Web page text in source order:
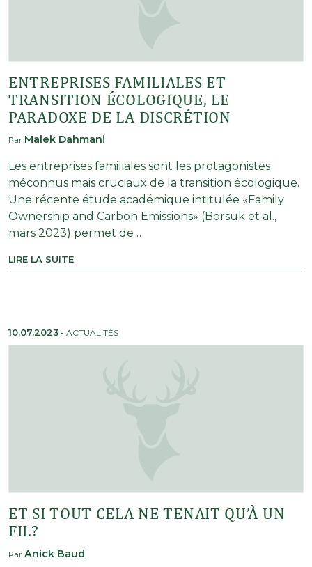
ENTREPRISES FAMILIALES ET
TRANSITION ÉCOLOGIQUE, LE
PARADOXE DE LA DISCRÉTION
Par Malek Dahmani
Les entreprises familiales sont les protagonistes
méconnus mais cruciaux de la transition écologique.
Une récente étude académique intitulée «Family
Ownership and Carbon Emissions» (Borsuk et al.,
mars 2023) permet de …
LIRE LA SUITE
10.07.2023 - ACTUALITÉS
ET SI TOUT CELA NE TENAIT QU’À UN
FIL?
Par Anick Baud